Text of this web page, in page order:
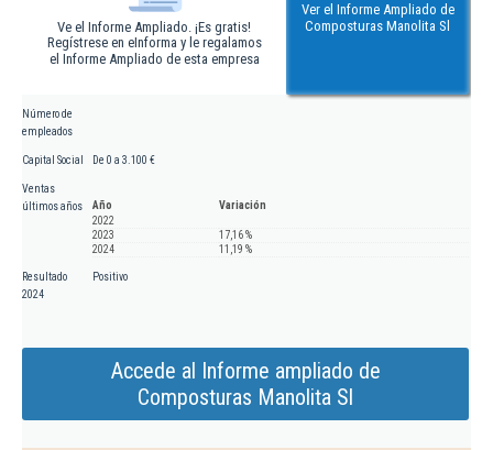
Ve el Informe Ampliado. ¡Es gratis!
Regístrese en eInforma y le regalamos
el Informe Ampliado de esta empresa
Ver el Informe Ampliado de
Composturas Manolita Sl
Número de
empleados
Capital Social De 0 a 3.100 €
Ventas
últimos años
Año
Variación
2022
2023
17,16 %
2024
11,19 %
Resultado
2024
Positivo
Accede al Informe ampliado de
Composturas Manolita Sl